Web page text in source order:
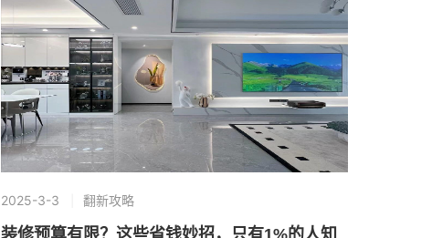
2025-3-3 翻新攻略
装修预算有限？这些省钱妙招，只有1%的人知